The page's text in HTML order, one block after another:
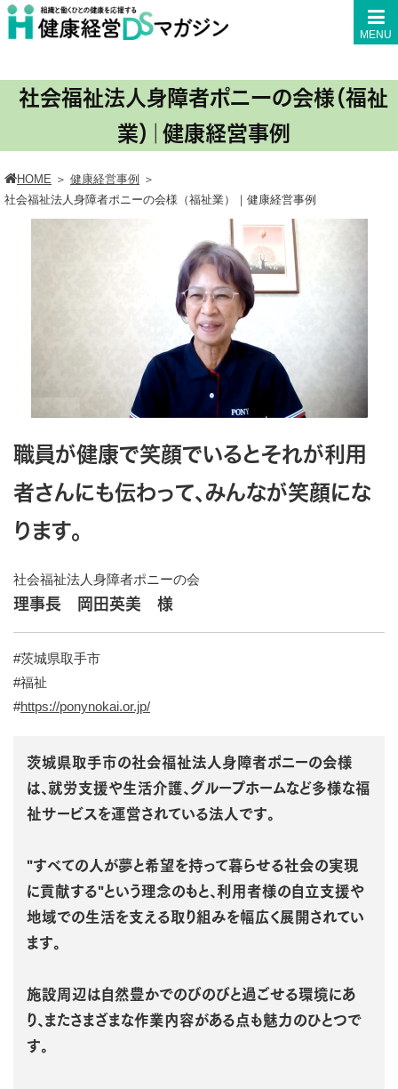
MENU
社会福祉法人身障者ポニーの会様（福祉
業）｜健康経営事例
HOME ＞ 健康経営事例
＞
社会福祉法人身障者ポニーの会様（福祉業）｜健康経営事例
職員が健康で笑顔でいるとそれが利用
者さんにも伝わって、みんなが笑顔にな
ります。
社会福祉法人身障者ポニーの会
理事長 岡田英美 様
#茨城県取手市
#福祉
#https://ponynokai.or.jp/
茨城県取手市の社会福祉法人身障者ポニーの会様
は、就労支援や生活介護、グループホームなど多様な福
祉サービスを運営されている法人です。
"すべての人が夢と希望を持って暮らせる社会の実現
に貢献する"という理念のもと、利用者様の自立支援や
地域での生活を支える取り組みを幅広く展開されてい
ます。
施設周辺は自然豊かでのびのびと過ごせる環境にあ
り、またさまざまな作業内容がある点も魅力のひとつで
す。